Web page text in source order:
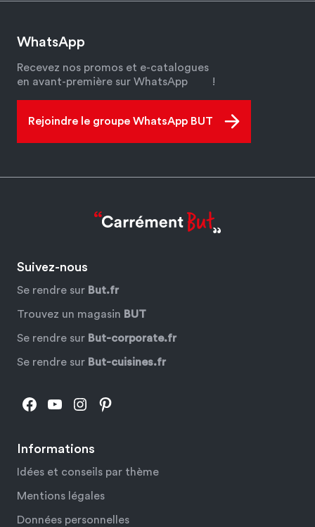
WhatsApp
Recevez nos promos et e-catalogues
en avant-première sur WhatsApp
!
Rejoindre le groupe WhatsApp BUT
Informations
Idées et conseils par thème
Mentions légales
Données personnelles
Suivez-nous
Se rendre sur But.fr
Trouvez un magasin BUT
Se rendre sur But-corporate.fr
Se rendre sur But-cuisines.fr
Facebook
YouTube
Instagram
Pinterest